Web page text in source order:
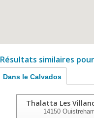
Résultats similaires
Dans le Calvados
Thalatta Les
14150